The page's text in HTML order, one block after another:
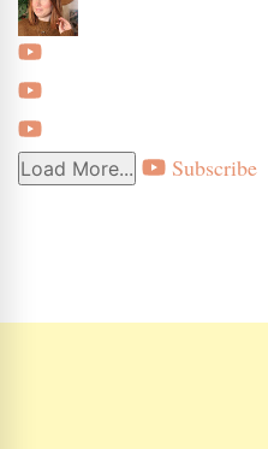
Load More... Subscribe